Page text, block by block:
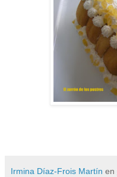
Irmina Díaz-Frois Martín en